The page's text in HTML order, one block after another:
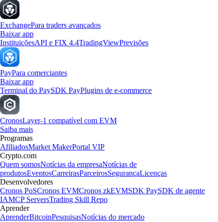
ExchangePara traders avançados
Baixar app
InstituiçõesAPI e FIX 4.4TradingViewPrevisões
PayPara comerciantes
Baixar app
Terminal do PaySDK PayPlugins de e-commerce
CronosLayer-1 compatível com EVM
Saiba mais
Programas
AfiliadosMarket MakerPortal VIP
Crypto.com
Quem somosNotícias da empresaNotícias de
produtosEventosCarreirasParceirosSegurançaLicenças
Desenvolvedores
Cronos PoSCronos EVMCronos zkEVMSDK PaySDK de agente
IAMCP ServersTrading Skill Repo
Aprender
AprenderBitcoinPesquisasNotícias do mercado